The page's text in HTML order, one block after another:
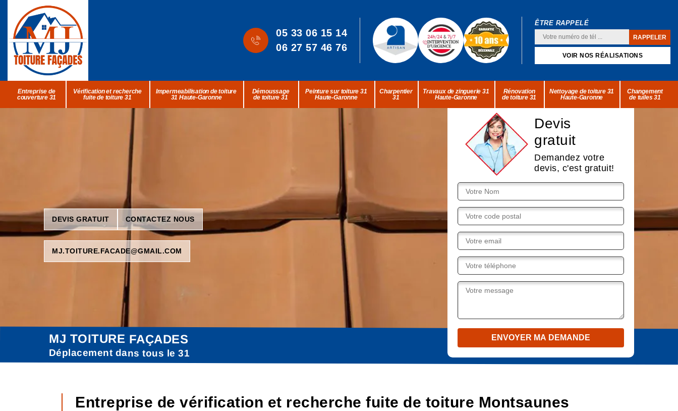
05 33 06 15 14
06 27 57 46 76
ÊTRE RAPPELÉ
VOIR NOS RÉALISATIONS
Entreprise de
couverture 31
Vérification et recherche
fuite de toiture 31
Impermeabilisation de toiture
31 Haute-Garonne
Démoussage
de toiture 31
Peinture sur toiture 31
Haute-Garonne
Charpentier
31
Travaux de zinguerie 31
Haute-Garonne
Rénovation
de toiture 31
Nettoyage de toiture 31
Haute-Garonne
Changement
de tuiles 31
DEVIS GRATUIT CONTACTEZ NOUS
MJ.TOITURE.FACADE@GMAIL.COM
Devis
gratuit
Demandez votre
devis, c'est gratuit!
MJ TOITURE FAÇADES
Déplacement dans tous le 31
Entreprise de vérification et recherche fuite de toiture Montsaunes